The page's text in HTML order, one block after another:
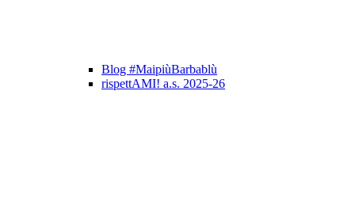
Blog #MaipiùBarbablù
rispettAMI! a.s. 2025-26